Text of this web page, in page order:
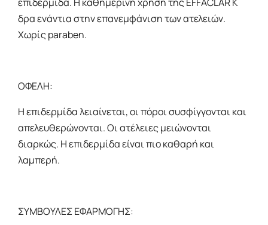
δρα ενάντια στην επανεμφάνιση των ατελειών.
Χωρίς paraben.
ΟΦΕΛΗ:
Η επιδερμίδα λειαίνεται, οι πόροι συσφίγγονται και
απελευθερώνονται. Οι ατέλειες μειώνονται
διαρκώς. Η επιδερμίδα είναι πιο καθαρή και
λαμπερή.
ΣΥΜΒΟΥΛΕΣ ΕΦΑΡΜΟΓΗΣ: